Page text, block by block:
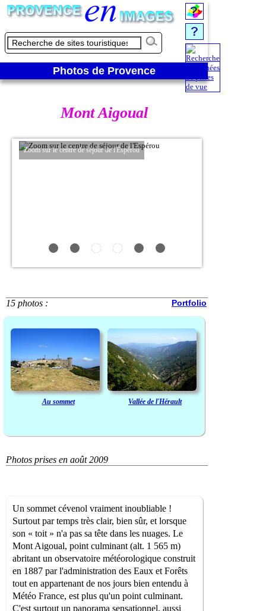
Photos de Provence
Mont Aigoual
Zoom sur le centre de séjour de l'Espérou
15 photos : Portfolio
Au sommet Vallée de l'Hérault
Photos prises en août 2009
Un sommet cévenol vraiment inoubliable !
Surtout par temps très clair, bien sûr, et lorsque
son « toit » n'a pas sa tête dans les nuages. Le
Mont Aigoual, point culminant (alt. 1 565 m)
abritant un observatoire météorologique construit
en 1887 par l'administration des Eaux et Forêts
tout en appartenant de nos jours bien entendu à
Météo France, est plus qu'un point culminant.
C'est surtout un panorama sensationnel, aussi